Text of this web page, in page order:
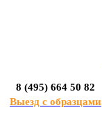
8 (495) 664 50 82
Выезд с образцами